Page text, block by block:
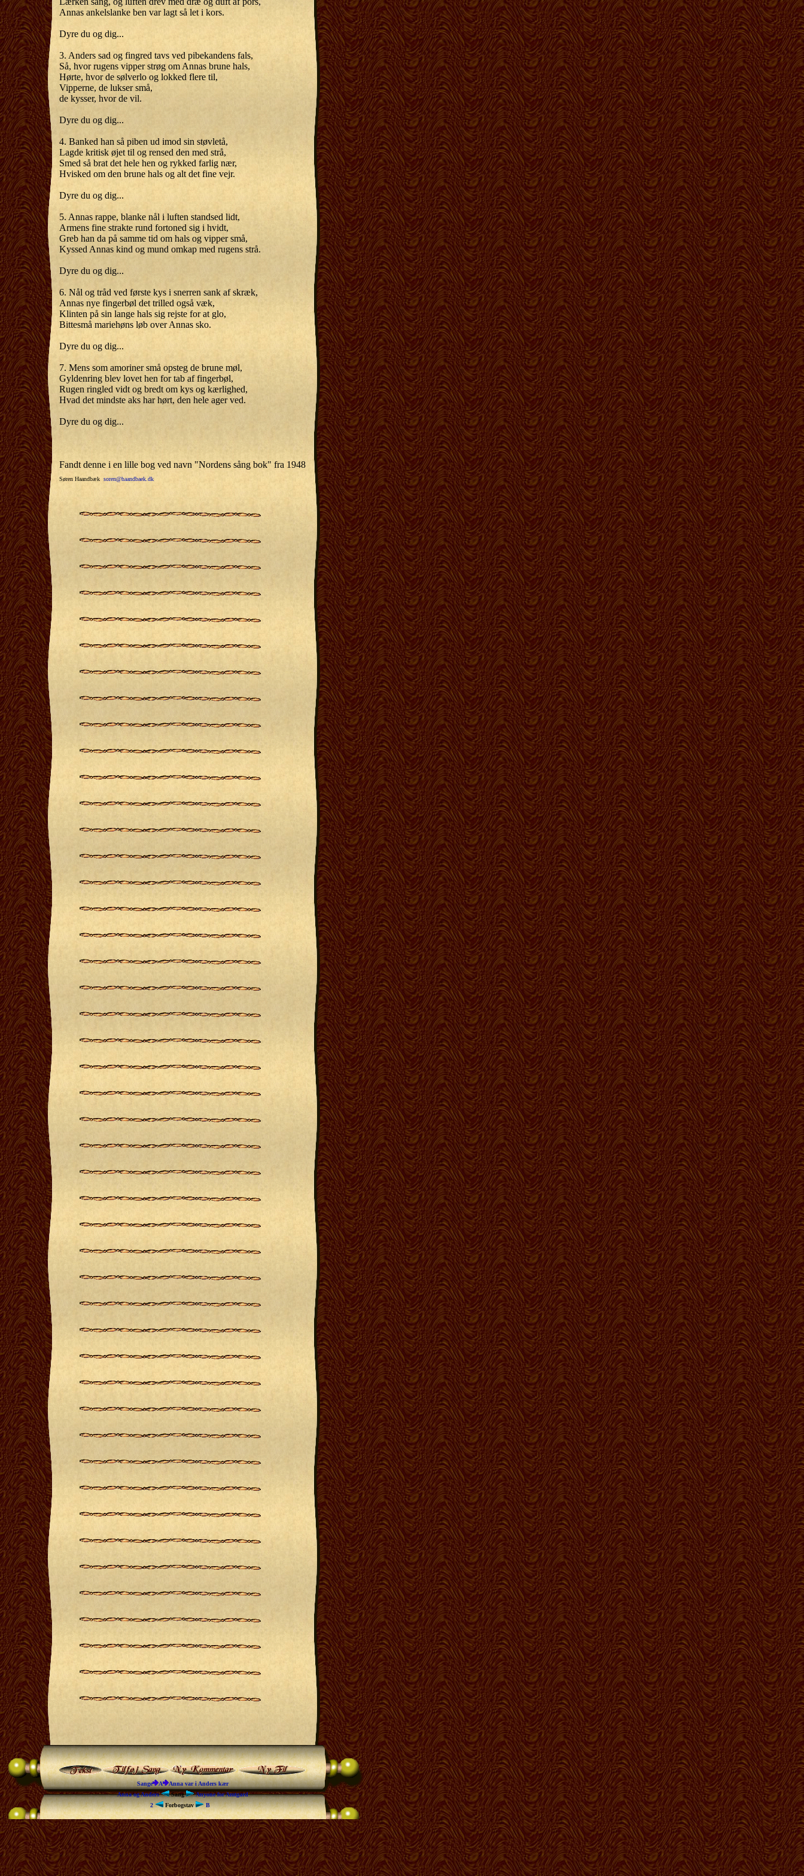
Annas ankelslanke ben var lagt så let i kors.
Dyre du og dig...
3. Anders sad og fingred tavs ved pibekandens fals,
Så, hvor rugens vipper strøg om Annas brune hals,
Hørte, hvor de sølverlo og lokked flere til,
Vipperne, de lukser små,
de kysser, hvor de vil.
Dyre du og dig...
4. Banked han så piben ud imod sin støvletå,
Lagde kritisk øjet til og rensed den med strå,
Smed så brat det hele hen og rykked farlig nær,
Hvisked om den brune hals og alt det fine vejr.
Dyre du og dig...
5. Annas rappe, blanke nål i luften standsed lidt,
Armens fine strakte rund fortoned sig i hvidt,
Greb han da på samme tid om hals og vipper små,
Kyssed Annas kind og mund omkap med rugens strå.
Dyre du og dig...
6. Nål og tråd ved første kys i snerren sank af skræk,
Annas nye fingerbøl det trilled også væk,
Klinten på sin lange hals sig rejste for at glo,
Bittesmå mariehøns løb over Annas sko.
Dyre du og dig...
7. Mens som amoriner små opsteg de brune møl,
Gyldenring blev lovet hen for tab af fingerbøl,
Rugen ringled vidt og bredt om kys og kærlighed,
Hvad det mindste aks har hørt, den hele ager ved.
Dyre du og dig...
Fandt denne i en lille bog ved navn "Nordens sång bok" fra 1948
Søren Haandbæk soren@haandbaek.dk
Sange A
Anna var i Anders kær
Anna og Anders
Sang
Anyone for Amtgard
2
Forbogstav B